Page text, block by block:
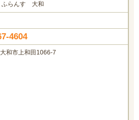
ふらんす 大和
4604
和市上和田1066-7